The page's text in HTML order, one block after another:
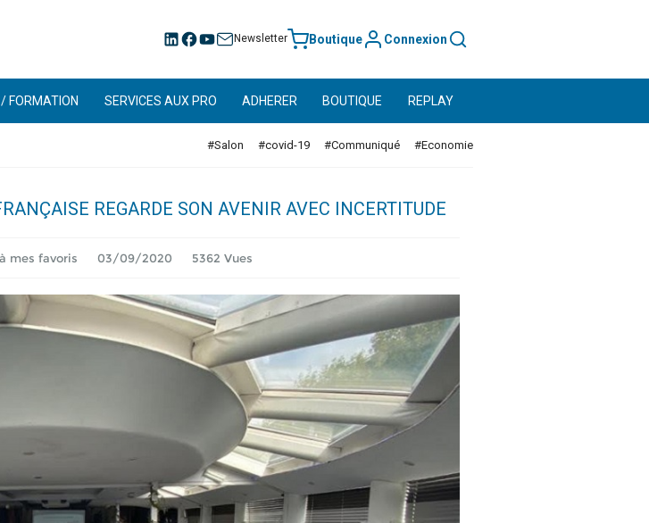
Newsletter Boutique Connexion
FORMATION SERVICES AUX PRO ADHERER BOUTIQUE REPLAY
#Salon #covid-19 #Communiqué #Economie
REGARDE SON AVENIR AVEC INCERTITUDE
mes favoris 03/09/2020 5362 Vues